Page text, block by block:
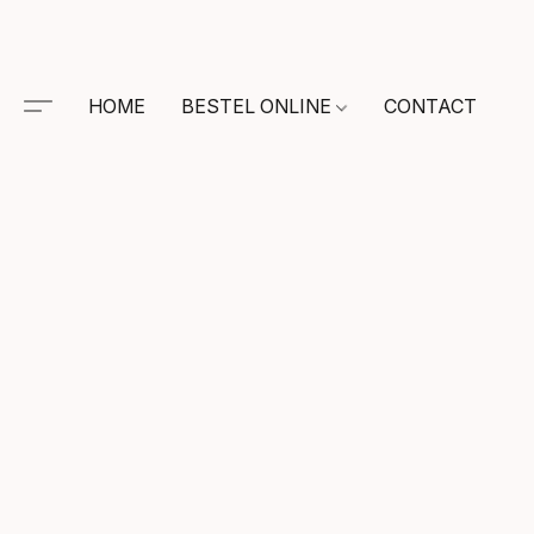
HOME BESTEL ONLINE CONTACT